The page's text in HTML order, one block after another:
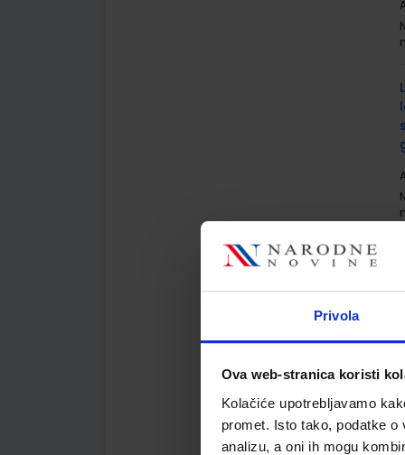
Privola
Ova web-stranica koristi
Kolačiće upotrebljavamo
promet. Isto tako, podatke
analizu, a oni ih mogu